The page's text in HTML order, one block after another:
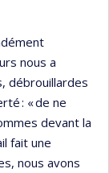
nous a
débrouillardes
: « de ne
devant la
fait une
nous avons